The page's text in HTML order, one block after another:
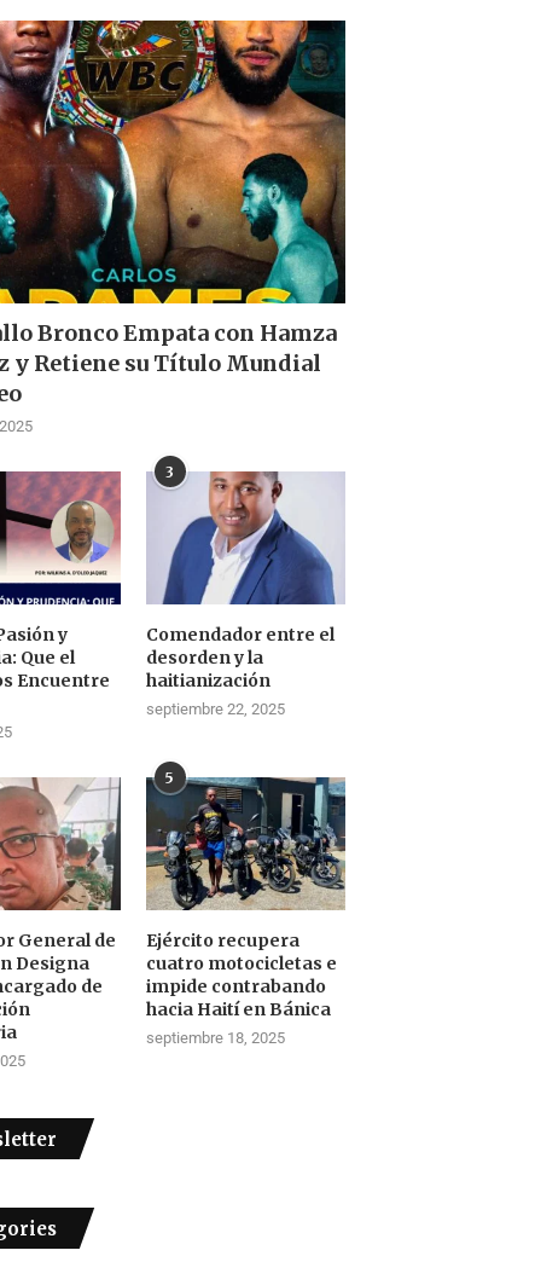
Bronco Empata con Hamza
y Retiene su Título Mundial
y
Que el
Encuentre
3
Comendador entre el
desorden y la
haitianización
septiembre 22, 2025
General de
Designa
de
5
Ejército recupera
cuatro motocicletas e
impide contrabando
hacia Haití en Bánica
septiembre 18, 2025